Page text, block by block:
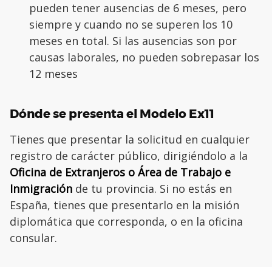
pueden tener ausencias de 6 meses, pero
siempre y cuando no se superen los 10
meses en total. Si las ausencias son por
causas laborales, no pueden sobrepasar los
12 meses
Dónde se presenta el Modelo Ex11
Tienes que presentar la solicitud en cualquier
registro de carácter público, dirigiéndolo a la
Oficina de Extranjeros o Área de Trabajo e
Inmigración de tu provincia. Si no estás en
España, tienes que presentarlo en la misión
diplomática que corresponda, o en la oficina
consular.